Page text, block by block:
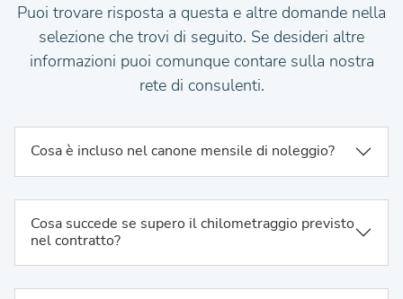
Puoi trovare risposta a questa e altre domande nella
selezione che trovi di seguito. Se desideri altre
informazioni puoi comunque contare sulla nostra
rete di consulenti.
Cosa è incluso nel canone mensile di noleggio?
Cosa succede se supero il chilometraggio previsto
nel contratto?